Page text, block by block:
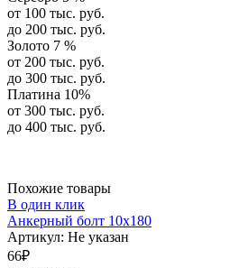
от 100 тыс. руб.
до 200 тыс. руб.
Золото 7 %
от 200 тыс. руб.
до 300 тыс. руб.
Платина 10%
от 300 тыс. руб.
до 400 тыс. руб.
Похожие товары
В один клик
Анкерный болт 10х180
Артикул: Не указан
66₽